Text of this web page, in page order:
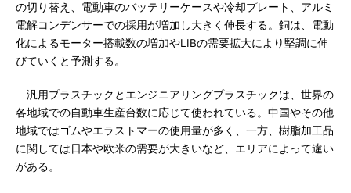
の切り替え、電動車のバッテリーケースや冷却プレート、アルミ
電解コンデンサーでの採用が増加し大きく伸長する。銅は、電動
化によるモーター搭載数の増加やLIBの需要拡大により堅調に伸
びていくと予測する。
汎用プラスチックとエンジニアリングプラスチックは、世界の
各地域での自動車生産台数に応じて使われている。中国やその他
地域ではゴムやエラストマーの使用量が多く、一方、樹脂加工品
に関しては日本や欧米の需要が大きいなど、エリアによって違い
がある。